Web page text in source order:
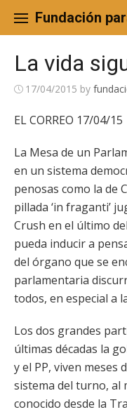
content
Fundación
La vida
17/04/2015 by
EL CORREO 17/04/15
La Mesa de un
en un sistema
penosas como la de
pillada ‘in fraganti’
Crush en el último
pueda inducir a
del órgano que se
parlamentaria
todos, en especial a
Los dos grandes
últimas décadas la
y el PP, viven meses
sistema del turno, al
conocido desde la